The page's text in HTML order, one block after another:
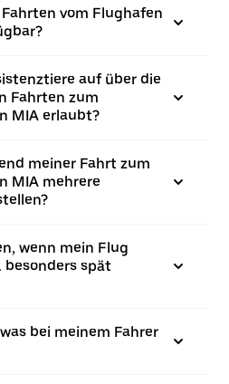
vom Flughafen
auf über die
Fahrten zum
MIA erlaubt?
meiner Fahrt zum
MIA mehrere
wenn mein Flug
besonders spät
bei meinem Fahrer